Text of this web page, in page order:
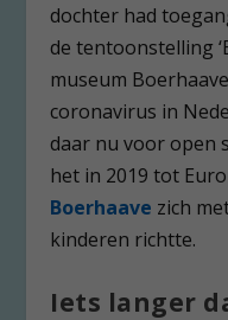
dochter had
de tentoonstelling
museum
coronavirus in
daar nu voor open
het in 2019 tot
Boerhaave zich
kinderen richtte.
Iets langer